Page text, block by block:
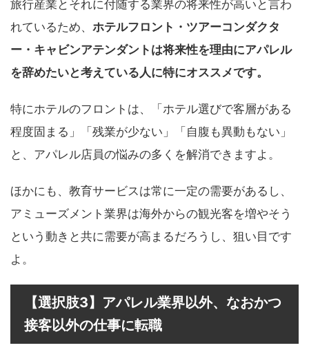
旅行産業とそれに付随する業界の将来性が高いと言わ
れているため、 ホテルフロント・ツアーコンダクタ
ー・キャビンアテンダントは将来性を理由にアパレル
を辞めたいと考えている人に特にオススメです。
特にホテルのフロントは、「ホテル選びで客層がある
程度固まる」「残業が少ない」「自腹も異動もない」
と、アパレル店員の悩みの多くを解消できますよ。
ほかにも、教育サービスは常に一定の需要があるし、
アミューズメント業界は海外からの観光客を増やそう
という動きと共に需要が高まるだろうし、狙い目です
よ。
【選択肢3】アパレル業界以外、なおかつ
接客以外の仕事に転職